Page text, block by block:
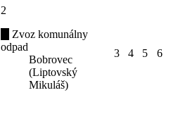
2
Zvoz komunálny
odpad
Bobrovec
(Liptovský
Mikuláš)
3 4 5 6